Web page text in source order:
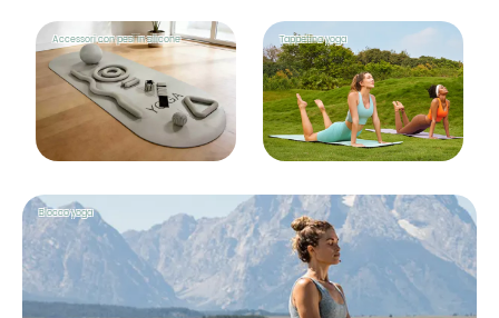
Accessori con pesi in silicone Tappetino yoga
Blocco yoga